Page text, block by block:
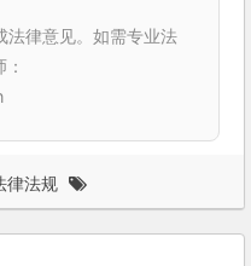
法律意见。如需专业法
律法规